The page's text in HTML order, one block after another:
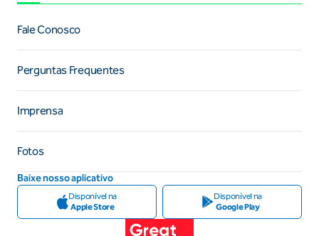
Fale Conosco
Perguntas Frequentes
Imprensa
Fotos
Baixe nosso aplicativo
Disponível na
Apple Store
Disponível na
Google Play